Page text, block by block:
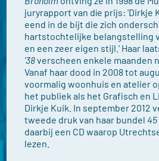
juryrapport van díe prijs: 'Dirkje
eend in de bijt die zich
hartstochtelijke belangstelling
en een zeer eigen stijl.' Haar
’38verscheen enkele maanden
Vanaf haar dood in 2008 tot
voormalig woonhuis en atelier
het publiek als het Grafisch en
Dirkje Kuik. In september 2012
tweede druk van haar bundel
daarbij een CD waarop
lezen.